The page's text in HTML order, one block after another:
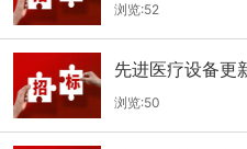
手术、急救及生
标公告
浏览:52
先进医疗设备更
购（三次）公开
浏览:50